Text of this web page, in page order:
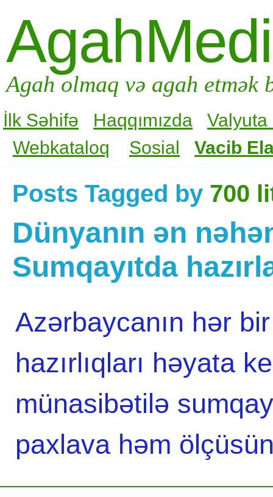
Agah olmaq və agah
İlk Səhifə Haqqımızda
Valyuta
Webkataloq
Sosial Vacib
Posts Tagged by 700
Dünyanın ən
Sumqayıtda
Azərbaycanın hər
hazırlıqları həyata
münasibətilə
paxlava həm